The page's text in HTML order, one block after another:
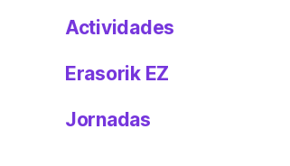
Actividades
Erasorik EZ
Jornadas